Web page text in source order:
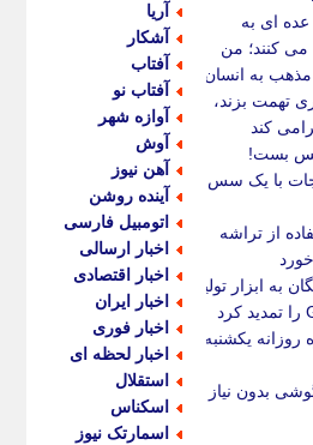
عده ای به
کنند؛ من
به انسان
تهمت بزند،
کند
بست!
با یک سس
از تراشه
به ابزار تولید
روزانه یکشنبه
بدون نیاز
آریا
آشکار
آفتاب
آفتاب نو
آوازه شهر
آوش
آهن نیوز
آینده روشن
اتومبیل فارسی
اخبار ارسالی
اخبار اقتصادی
اخبار ایران
اخبار فوری
اخبار لحظه ای
استقلال
اسکناس
اسمارتک نیوز